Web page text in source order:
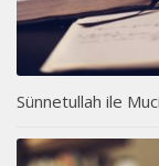
Sünnetullah ile